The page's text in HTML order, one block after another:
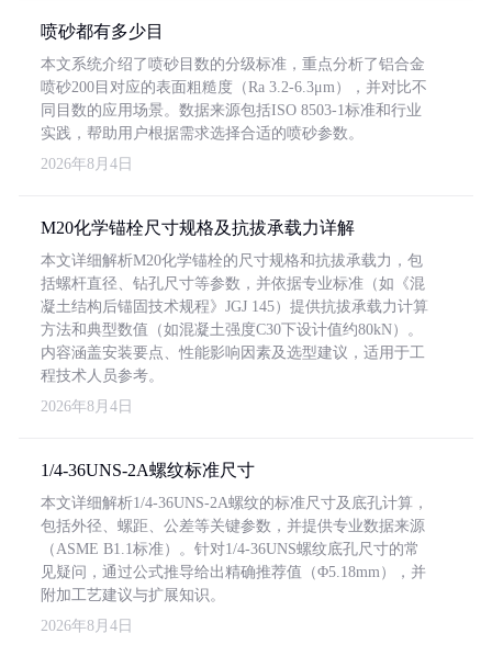
喷砂都有多少目
本文系统介绍了喷砂目数的分级标准，重点分析了铝合金
喷砂200目对应的表面粗糙度（Ra 3.2-6.3μm），并对比不
同目数的应用场景。数据来源包括ISO 8503-1标准和行业
实践，帮助用户根据需求选择合适的喷砂参数。
2026年8月4日
M20化学锚栓尺寸规格及抗拔承载力详解
本文详细解析M20化学锚栓的尺寸规格和抗拔承载力，包
括螺杆直径、钻孔尺寸等参数，并依据专业标准（如《混
凝土结构后锚固技术规程》JGJ 145）提供抗拔承载力计算
方法和典型数值（如混凝土强度C30下设计值约80kN）。
内容涵盖安装要点、性能影响因素及选型建议，适用于工
程技术人员参考。
2026年8月4日
1/4-36UNS-2A螺纹标准尺寸
本文详细解析1/4-36UNS-2A螺纹的标准尺寸及底孔计算，
包括外径、螺距、公差等关键参数，并提供专业数据来源
（ASME B1.1标准）。针对1/4-36UNS螺纹底孔尺寸的常
见疑问，通过公式推导给出精确推荐值（Φ5.18mm），并
附加工艺建议与扩展知识。
2026年8月4日